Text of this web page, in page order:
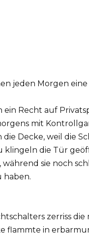
jeden Morgen eine
ein Recht auf
mit
Decke, weil die
klingeln die Tür
sie noch
haben.
zerriss
flammte in